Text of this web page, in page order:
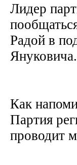
Лидер
Радой в
Януковича.
Как
Партия
проводит